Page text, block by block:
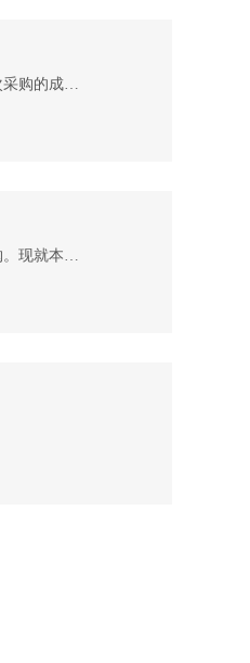
湖北中盛汇金项目管理有限公司受武汉市测绘研究院的委托，对荆州市测绘成果抽检外业数据采集劳务协作项目进行了竞争性磋商采购。现就本次采购的成交结果公告如下： 一、项目概况 (一)项目编号：ZSHJ-2026-907 (二)项目名称：荆州市测绘成果抽检外业数据采集劳务协作 (三)项目基本概况： 1.本次竞争性磋商采购共分 1 个项目包。 第1包： (1)项目包名称：荆州市测绘成果抽检外业数据采集劳务协作 (2)项目金额：28 万元，单价最高限价：2500 元/项。 二、成交结果信息 (一)第1包成交 1.项目包编号：1 2.项目
湖北中盛汇金项目管理有限公司受武汉星铭恺文化传媒有限公司的委托，于2026年3月5日，对2026草莓音乐节安保服务项目进行了竞争性谈判采购。现就本次采购的成交结果公告如下： 一、项目概况 （一）项目编号：ZSHJ-2026-321 （二）项目名称：2026草莓音乐节安保服务项目 二、成交结果信息 第1包成交 1.项目包编号：1 2.项目包名称：安保服务1 3.成交供应商名称：武汉天蓝鹰保安服务有限公司 4.成交金额：340元/人/天 第2包成交 1.项目包编号：2 2.项目包名称：安保服务2 3.成交供应商名称：武汉